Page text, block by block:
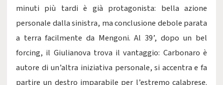
minuti più tardi è già protagonista: bella azione
personale dalla sinistra, ma conclusione debole parata
a terra facilmente da Mengoni. Al 39’, dopo un bel
forcing, il Giulianova trova il vantaggio: Carbonaro è
autore di un’altra iniziativa personale, si accentra e fa
partire un destro imparabile per l’estremo calabrese.